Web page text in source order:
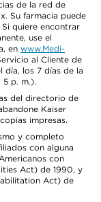
de la red de
Su farmacia puede
quiere encontrar
use el
en www.Medi-
al Cliente de
día, los 7 días de la
5 p. m.).
del directorio de
Kaiser
impresas.
y completo
con alguna
con
Act) de 1990, y
Act) de